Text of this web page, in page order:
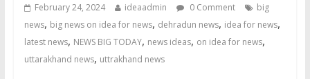
February 24, 2024 ideaadmin 0 Comment
big
news, big news on idea for news, dehradun news, idea for news,
latest news, NEWS BIG TODAY, news ideas, on idea for news,
uttarakhand news, uttrakhand news